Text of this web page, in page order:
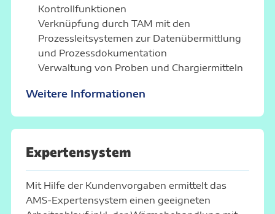
Kontrollfunktionen
Verknüpfung durch TAM mit den
Prozessleitsystemen zur Datenübermittlung
und Prozessdokumentation
Verwaltung von Proben und Chargiermitteln
Weitere Informationen
Experten­system
Mit Hilfe der Kundenvorgaben ermittelt das
AMS-Expertensystem einen geeigneten